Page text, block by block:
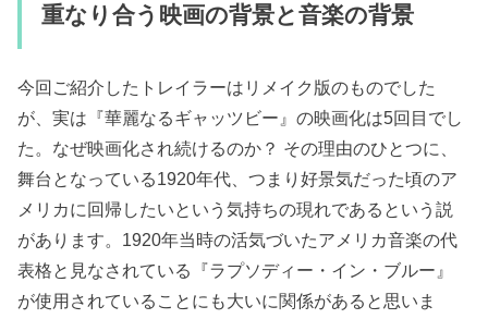
重なり合う映画の背景と音楽の背景
今回ご紹介したトレイラーはリメイク版のものでした
が、実は『華麗なるギャッツビー』の映画化は5回目でし
た。なぜ映画化され続けるのか？ その理由のひとつに、
舞台となっている1920年代、つまり好景気だった頃のア
メリカに回帰したいという気持ちの現れであるという説
があります。1920年当時の活気づいたアメリカ音楽の代
表格と見なされている『ラプソディー・イン・ブルー』
が使用されていることにも大いに関係があると思いま